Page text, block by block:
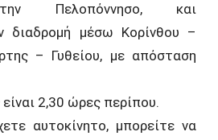
την Πελοπόννησο, και
διαδρομή μέσω Κορίνθου –
– Γυθείου, με απόσταση
Ο χρόνος οδήγησης είναι 2,30 ώρες περίπου.
αυτοκίνητο, μπορείτε να